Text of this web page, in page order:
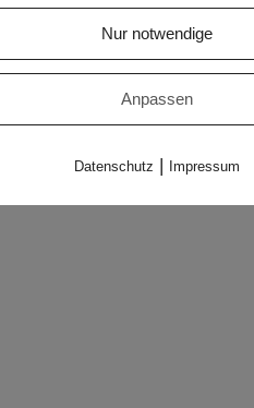
Partner
Nur notwendige
Anpassen
Datenschutz | Impressum